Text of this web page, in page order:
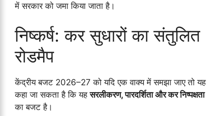
में सरकार को जमा किया जाता है।
निष्कर्ष: कर सुधारों का संतुलित
रोडमैप
केंद्रीय बजट 2026–27 को यदि एक वाक्य में समझा जाए तो यह
कहा जा सकता है कि यहसरलीकरण, पारदर्शिता और कर निष्पक्षता
का बजट है।